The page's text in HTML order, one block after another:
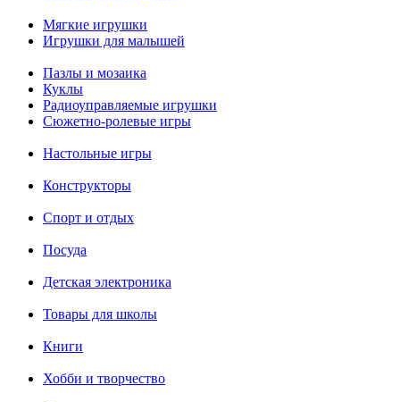
Мягкие игрушки
Игрушки для малышей
Пазлы и мозаика
Куклы
Радиоуправляемые игрушки
Сюжетно-ролевые игры
Настольные игры
Конструкторы
Спорт и отдых
Посуда
Детская электроника
Товары для школы
Книги
Хобби и творчество